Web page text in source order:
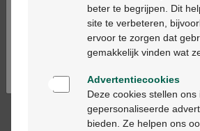
Productbeschrijving
Beschrijving
Ga verder in het
Continuez en
beter te begrijpen. Dit
site te verbeteren,
ervoor te zorgen dat
gemakkelijk vinden wat
Advertentiecookies
Deze cookies stellen ons
gepersonaliseerde
bieden. Ze helpen ons